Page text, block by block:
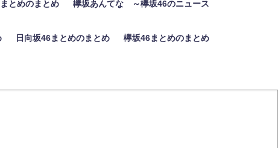
とめのまとめ 欅坂あんてな ～欅坂46のニュース
日向坂46まとめのまとめ 欅坂46まとめのまとめ